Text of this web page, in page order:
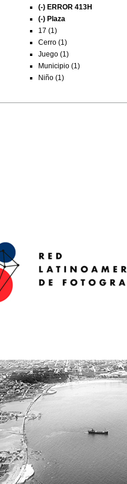
(-) ERROR 413H
(-) Plaza
17 (1)
Cerro (1)
Juego (1)
Municipio (1)
Niño (1)